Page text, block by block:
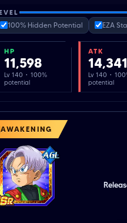
100% Hidden Potential EZA
HP
11,598
Lv 140 · 100%
potential
ATK
14,341
Lv 140 ·
potential
AWAKENING